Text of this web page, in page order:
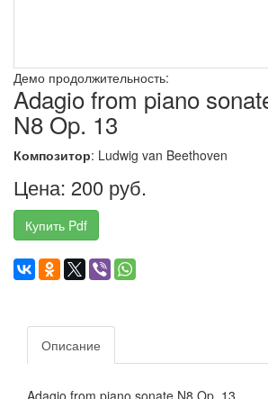
Демо продолжительность:
Adagio from piano
N8 Op. 13
Композитор: Ludwig van Beethoven
Цена: 200 руб.
Купить Pdf
Описание